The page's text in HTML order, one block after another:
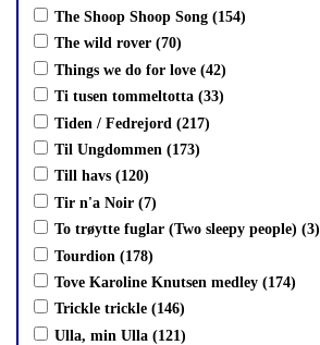
The Shoop Shoop Song (154)
The wild rover (70)
Things we do for love (42)
Ti tusen tommeltotta (33)
Tiden / Fedrejord (217)
Til Ungdommen (173)
Till havs (120)
Tir n'a Noir (7)
To trøytte fuglar (Two sleepy people) (3)
Tourdion (178)
Tove Karoline Knutsen medley (174)
Trickle trickle (146)
Ulla, min Ulla (121)